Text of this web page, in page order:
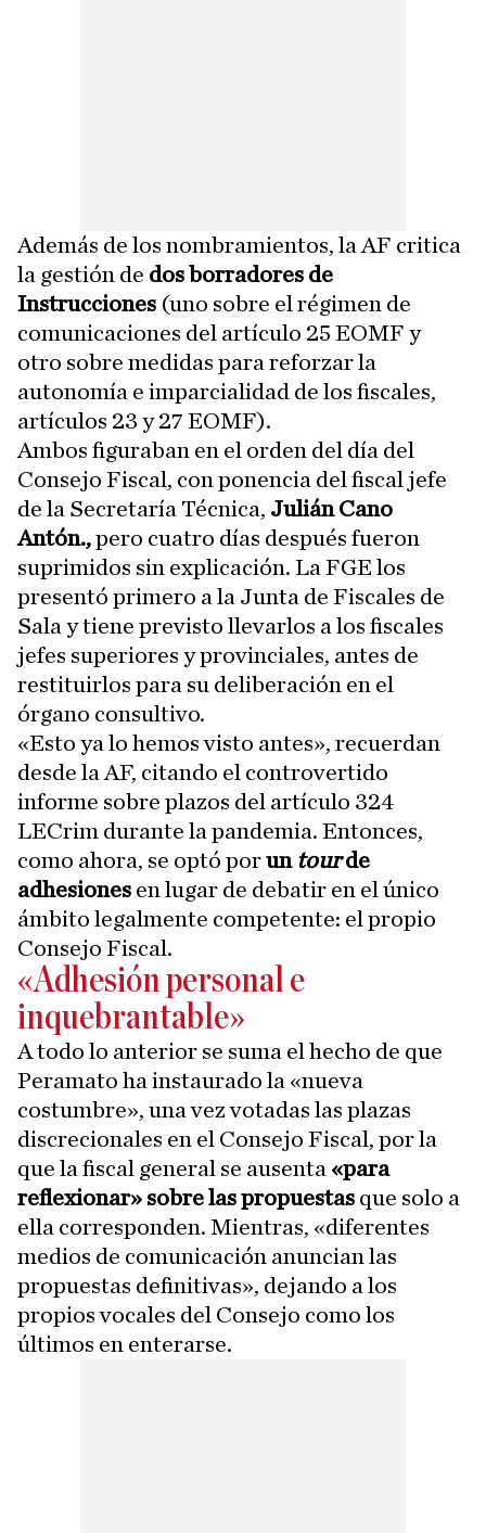
Además de los nombramientos, la AF critica
la gestión de dos borradores de
Instrucciones (uno sobre el régimen de
comunicaciones del artículo 25 EOMF y
otro sobre medidas para reforzar la
autonomía e imparcialidad de los fiscales,
artículos 23 y 27 EOMF).
Ambos figuraban en el orden del día del
Consejo Fiscal, con ponencia del fiscal jefe
de la Secretaría Técnica, Julián Cano
Antón.,pero cuatro días después fueron
suprimidos sin explicación. La FGE los
presentó primero a la Junta de Fiscales de
Sala y tiene previsto llevarlos a los fiscales
jefes superiores y provinciales, antes de
restituirlos para su deliberación en el
órgano consultivo.
«Esto ya lo hemos visto antes», recuerdan
desde la AF, citando el controvertido
informe sobre plazos del artículo 324
LECrim durante la pandemia. Entonces,
como ahora, se optó porun tourde
adhesiones en lugar de debatir en el único
ámbito legalmente competente: el propio
Consejo Fiscal.
«Adhesión personal e
inquebrantable»
A todo lo anterior se suma el hecho de que
Peramato ha instaurado la «nueva
costumbre», una vez votadas las plazas
discrecionales en el Consejo Fiscal, por la
que la fiscal general se ausenta «para
reflexionar» sobre las propuestas que solo a
ella corresponden. Mientras, «diferentes
medios de comunicación anuncian las
propuestas definitivas», dejando a los
propios vocales del Consejo como los
últimos en enterarse.